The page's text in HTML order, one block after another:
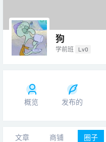
狗
学前班 Lv0
概览 发布的
文章 商铺 圈子